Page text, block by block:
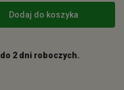
Dodaj do koszyka
do 2 dni roboczych.